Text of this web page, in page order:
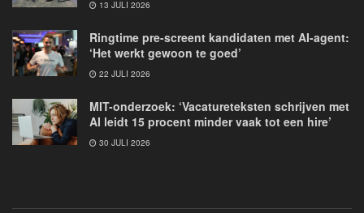
13 JULI 2026
Ringtime pre-screent kandidaten met AI-agent:
‘Het werkt gewoon te goed’
22 JULI 2026
MIT-onderzoek: ‘Vacatureteksten schrijven met
AI leidt 15 procent minder vaak tot een hire’
30 JULI 2026